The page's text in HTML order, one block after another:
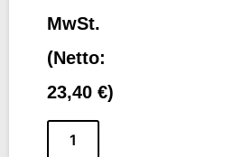
MwSt.
(Netto:
23,40 €)